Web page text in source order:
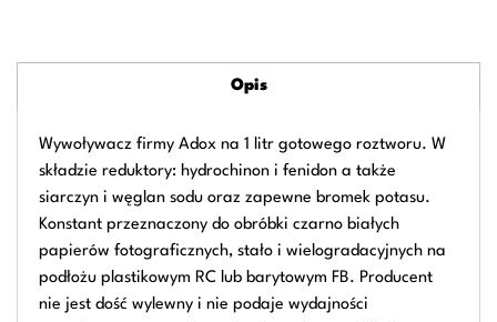
Opis
Wywoływacz firmy Adox na 1 litr gotowego roztworu. W
składzie reduktory: hydrochinon i fenidon a także
siarczyn i węglan sodu oraz zapewne bromek potasu.
Konstant przeznaczony do obróbki czarno białych
papierów fotograficznych, stało i wielogradacyjnych na
podłożu plastikowym RC lub barytowym FB. Producent
nie jest dość wylewny i nie podaje wydajności